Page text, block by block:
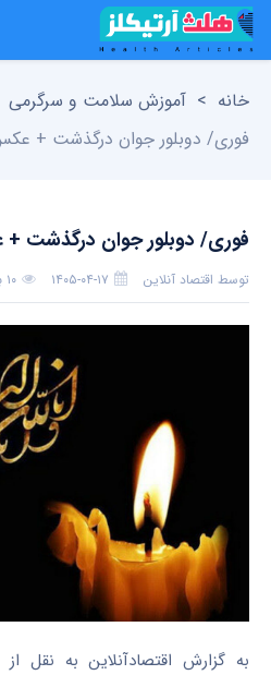
خانه > آموزش سلامت و سرگرمی
فوری/ دوبلور جوان درگذشت +
فوری/ دوبلور جوان درگذشت
توسط اقتصاد آنلاین ۱۴۰۵-۰۴-۱۷ ۱۰ بازدید
به گزارش اقتصادآنلاین به نقل